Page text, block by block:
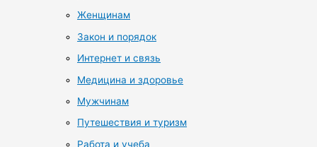
Женщинам
Закон и порядок
Интернет и связь
Медицина и здоровье
Мужчинам
Путешествия и туризм
Работа и учеба